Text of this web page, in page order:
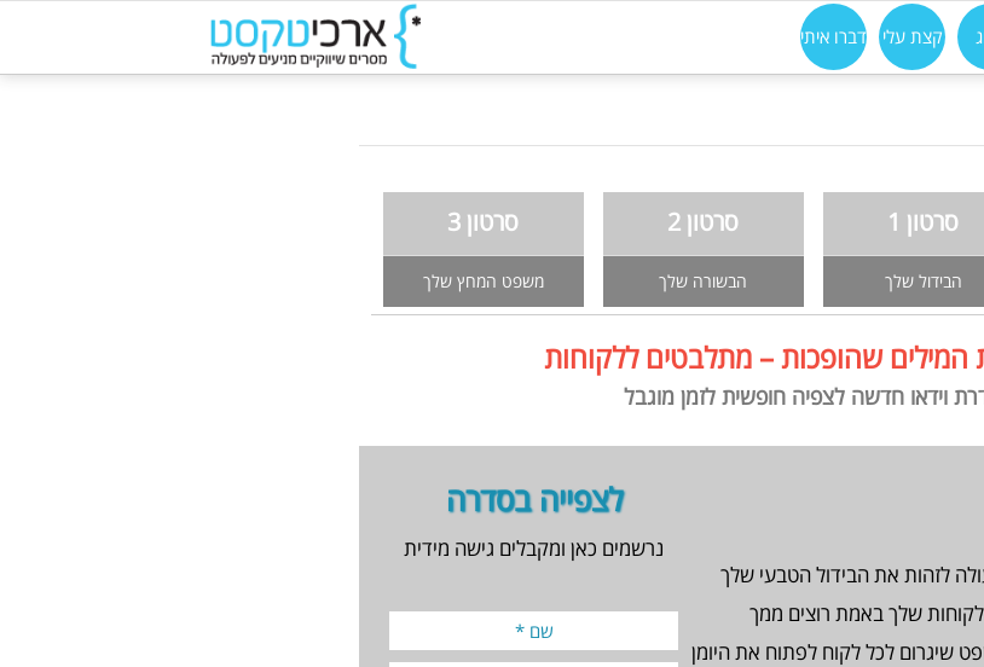
קצת עלי דברו איתי
סרטון 1
הבידול שלך
סרטון 2
הבשורה שלך
סרטון 3
משפט המחץ שלך
המילים שהופכות – מתלבטים ללקוחות
וידאו חדשה לצפיה חופשית לזמן מוגבל
לצפייה בסדרה
נרשמים כאן ומקבלים גישה מידית
לזהות את הבידול הטבעי שלך
שלך באמת רוצים ממך
שיגרום לכל לקוח לפתוח את היומן